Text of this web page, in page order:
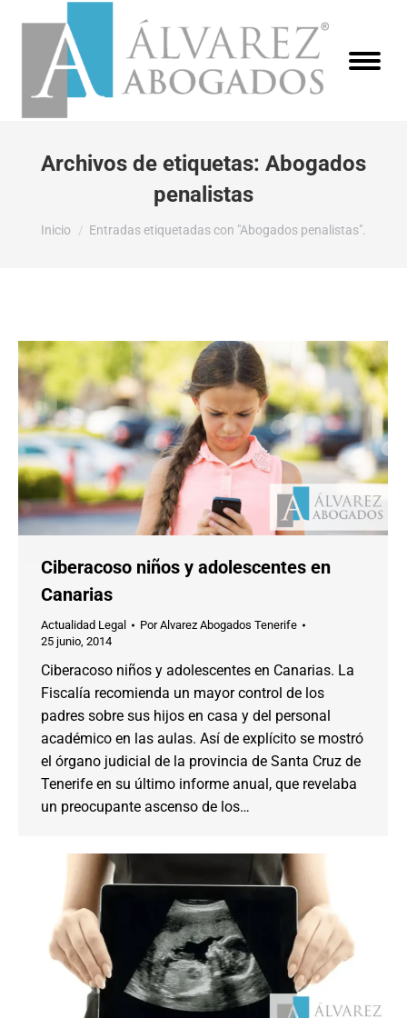
Archivos de etiquetas: Abogados
penalistas
Estás aquí:
Inicio Entradas etiquetadas con "Abogados penalistas".
Ciberacoso niños y adolescentes en
Canarias
Actualidad Legal PorAlvarez Abogados Tenerife
25 junio, 2014
Ciberacoso niños y adolescentes en Canarias. La
Fiscalía recomienda un mayor control de los
padres sobre sus hijos en casa y del personal
académico en las aulas. Así de explícito se mostró
el órgano judicial de la provincia de Santa Cruz de
Tenerife en su último informe anual, que revelaba
un preocupante ascenso de los…